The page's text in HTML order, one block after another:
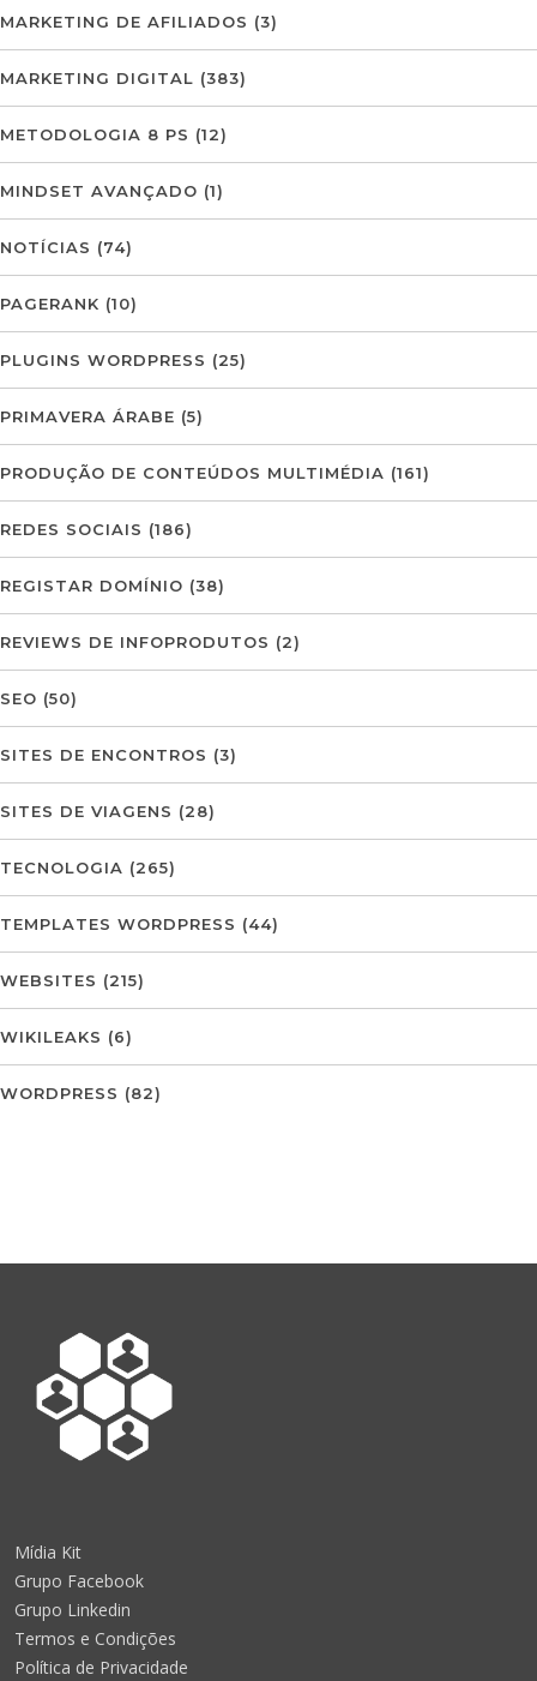
MARKETING DE AFILIADOS (3)
MARKETING DIGITAL (383)
METODOLOGIA 8 PS (12)
MINDSET AVANÇADO (1)
NOTÍCIAS (74)
PAGERANK (10)
PLUGINS WORDPRESS (25)
PRIMAVERA ÁRABE (5)
PRODUÇÃO DE CONTEÚDOS MULTIMÉDIA (161)
REDES SOCIAIS (186)
REGISTAR DOMÍNIO (38)
REVIEWS DE INFOPRODUTOS (2)
SEO (50)
SITES DE ENCONTROS (3)
SITES DE VIAGENS (28)
TECNOLOGIA (265)
TEMPLATES WORDPRESS (44)
WEBSITES (215)
WIKILEAKS (6)
WORDPRESS (82)
Mídia Kit
Grupo Facebook
Grupo Linkedin
Termos e Condições
Política de Privacidade